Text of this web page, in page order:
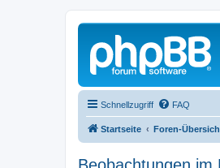
Schnellzugriff FAQ
Startseite Foren-
Beobachtungen im